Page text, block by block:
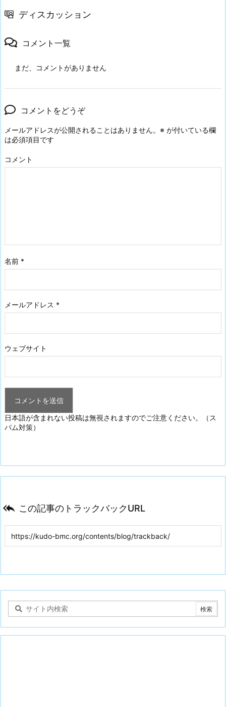
ディスカッション
コメント一覧
まだ、コメントがありません
コメントをどうぞ
メールアドレスが公開されることはありません。 ※ が付いている欄
は必須項目です
コメント
名前 *
メールアドレス *
ウェブサイト
日本語が含まれない投稿は無視されますのでご注意ください。（ス
パム対策）
 この記事のトラックバックURL